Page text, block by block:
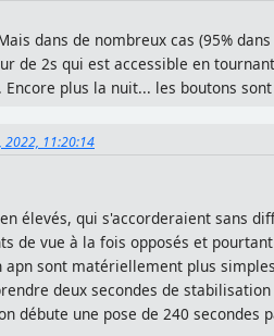
dans de nombreux cas (95%
de 2s qui est accessible en
plus la nuit... les boutons
2022, 11:20:14
élevés, qui s'accorderaient sans
de vue à la fois opposés et
sont matériellement plus
deux secondes de
débute une pose de 240 secondes